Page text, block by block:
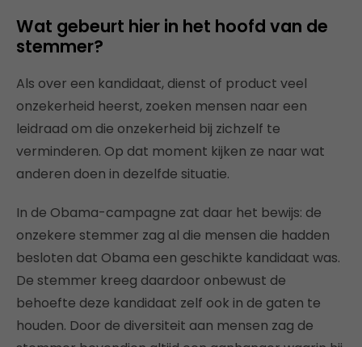
Wat gebeurt hier in het hoofd van de
stemmer?
Als over een kandidaat, dienst of product veel
onzekerheid heerst, zoeken mensen naar een
leidraad om die onzekerheid bij zichzelf te
verminderen. Op dat moment kijken ze naar wat
anderen doen in dezelfde situatie.
In de Obama-campagne zat daar het bewijs: de
onzekere stemmer zag al die mensen die hadden
besloten dat Obama een geschikte kandidaat was.
De stemmer kreeg daardoor onbewust de
behoefte deze kandidaat zelf ook in de gaten te
houden. Door de diversiteit aan mensen zag de